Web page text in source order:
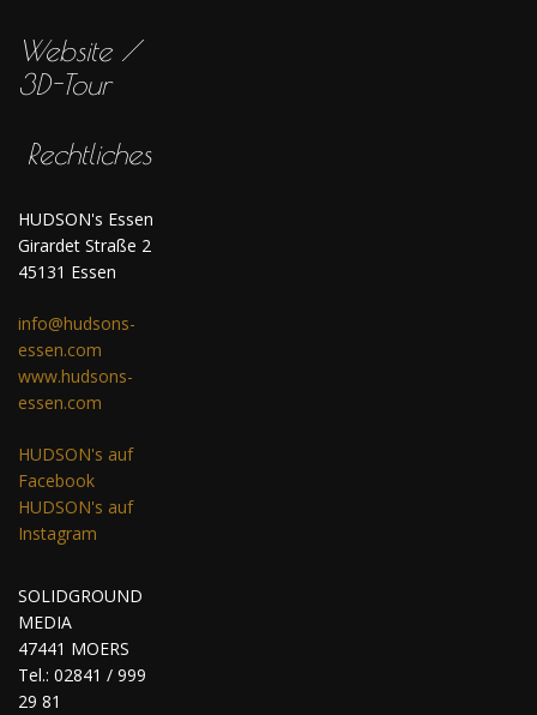
Website /
3D-Tour
Rechtliches
HUDSON's Essen
Girardet Straße 2
45131 Essen
info@hudsons-
essen.com
www.hudsons-
essen.com
HUDSON's auf
Facebook
HUDSON's auf
Instagram
SOLIDGROUND
MEDIA
47441 MOERS
Tel.: 02841 / 999
29 81